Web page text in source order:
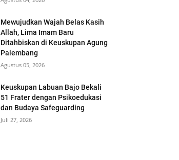
Mewujudkan Wajah Belas Kasih
Allah, Lima Imam Baru
Ditahbiskan di Keuskupan Agung
Palembang
Agustus 05, 2026
Keuskupan Labuan Bajo Bekali
51 Frater dengan Psikoedukasi
dan Budaya Safeguarding
Juli 27, 2026